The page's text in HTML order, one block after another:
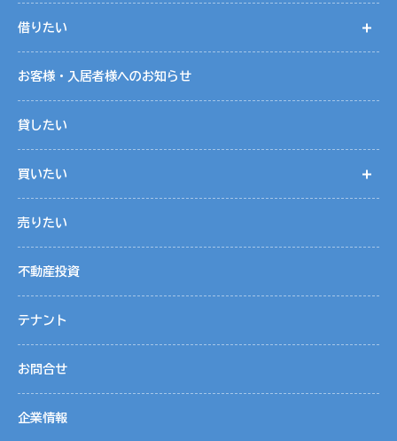
借りたい
お客様・入居者様へのお知らせ
貸したい
買いたい
売りたい
不動産投資
テナント
お問合せ
企業情報